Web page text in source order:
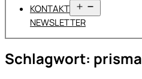
KONTAKT
öffnen
NEWSLETTER
Schlagwort: prisma